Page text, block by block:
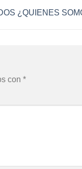
¿QUIENES
con *